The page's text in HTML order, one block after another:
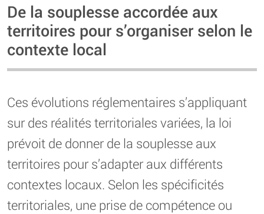
De la souplesse accordée aux
territoires pour s’organiser selon le
contexte local
Ces évolutions réglementaires s’appliquant
sur des réalités territoriales variées, la loi
prévoit de donner de la souplesse aux
territoires pour s’adapter aux différents
contextes locaux. Selon les spécificités
territoriales, une prise de compétence ou